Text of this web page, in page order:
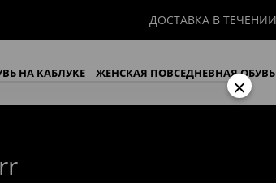
ДОСТАВКА В ТЕЧЕНИИ 7 / 10 ДНЕЙ
НА КАБЛУКЕ ЖЕНСКАЯ ПОВСЕДНЕВНАЯ ОБУВЬ
×